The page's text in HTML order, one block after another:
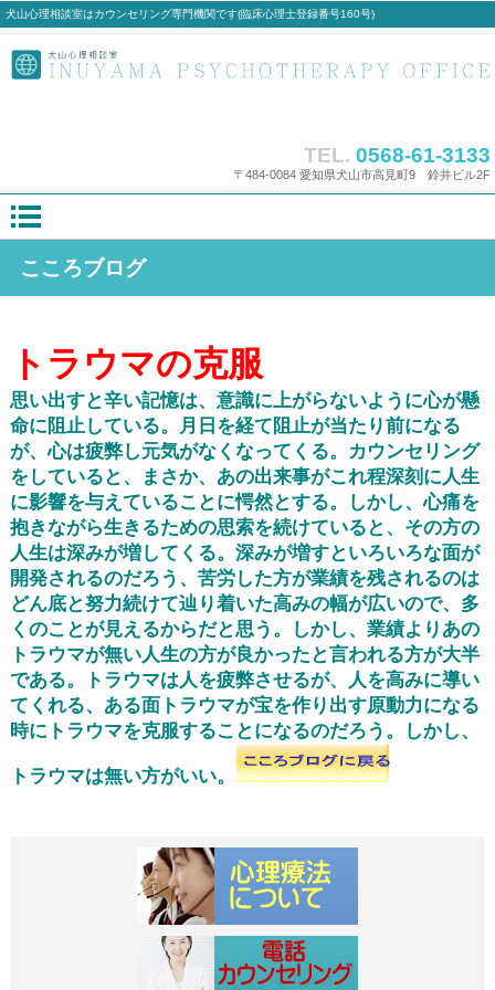
犬山心理相談室はカウンセリング専門機関です(臨床心理士登録番号160号)
TEL. 0568-61-3133
〒484-0084 愛知県犬山市高見町9 鈴井ビル2F
こころブログ
トラウマの克服
思い出すと辛い記憶は、意識に上がらないように心が懸
命に阻止している。月日を経て阻止が当たり前になる
が、心は疲弊し元気がなくなってくる。カウンセリング
をしていると、まさか、あの出来事がこれ程深刻に人生
に影響を与えていることに愕然とする。しかし、心痛を
抱きながら生きるための思索を続けていると、その方の
人生は深みが増してくる。深みが増すといろいろな面が
開発されるのだろう、苦労した方が業績を残されるのは
どん底と努力続けて辿り着いた高みの幅が広いので、多
くのことが見えるからだと思う。しかし、業績よりあの
トラウマが無い人生の方が良かったと言われる方が大半
である。トラウマは人を疲弊させるが、人を高みに導い
てくれる、ある面トラウマが宝を作り出す原動力になる
時にトラウマを克服することになるのだろう。しかし、
トラウマは無い方がいい。